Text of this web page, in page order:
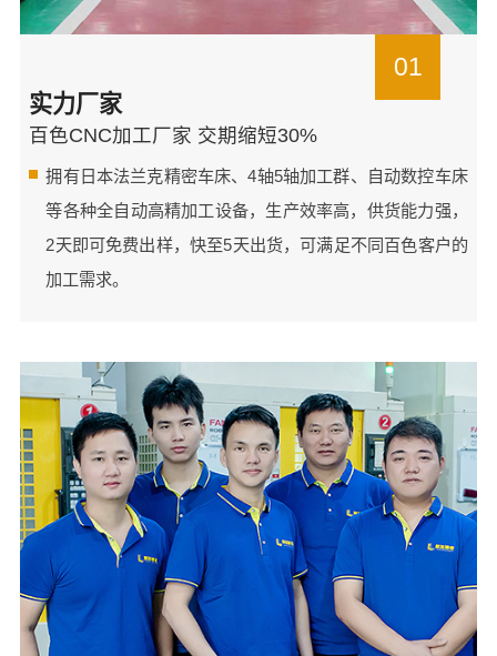
01
实力厂家
百色CNC加工厂家 交期缩短30%
拥有日本法兰克精密车床、4轴5轴加工群、自动数控车床
等各种全自动高精加工设备，生产效率高，供货能力强，
2天即可免费出样，快至5天出货，可满足不同百色客户的
加工需求。